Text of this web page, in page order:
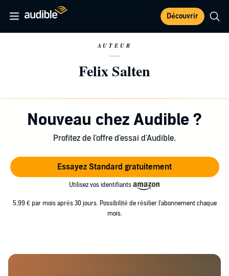
Découvrir
AUTEUR
Felix Salten
Nouveau chez Audible ?
Profitez de l'offre d'essai d'Audible.
Essayez Standard gratuitement
Utilisez vos identifiants
5,99 € par mois après 30 jours. Possibilité de résilier l'abonnement chaque
mois.